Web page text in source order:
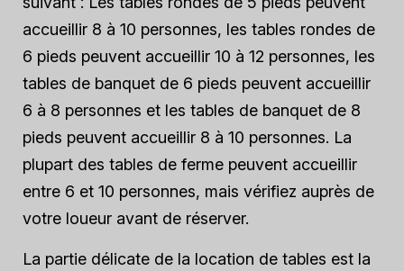
accueillir 8 à 10 personnes, les tables rondes de
6 pieds peuvent accueillir 10 à 12 personnes, les
tables de banquet de 6 pieds peuvent accueillir
6 à 8 personnes et les tables de banquet de 8
pieds peuvent accueillir 8 à 10 personnes. La
plupart des tables de ferme peuvent accueillir
entre 6 et 10 personnes, mais vérifiez auprès de
votre loueur avant de réserver.
La partie délicate de la location de tables est la